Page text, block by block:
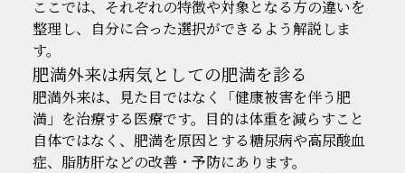
ここでは、それぞれの特徴や対象となる方の違いを
整理し、自分に合った選択ができるよう解説しま
す。
肥満外来は病気としての肥満を診る
肥満外来は、見た目ではなく「健康被害を伴う肥
満」を治療する医療です。目的は体重を減らすこと
自体ではなく、肥満を原因とする糖尿病や高尿酸血
症、脂肪肝などの改善・予防にあります。